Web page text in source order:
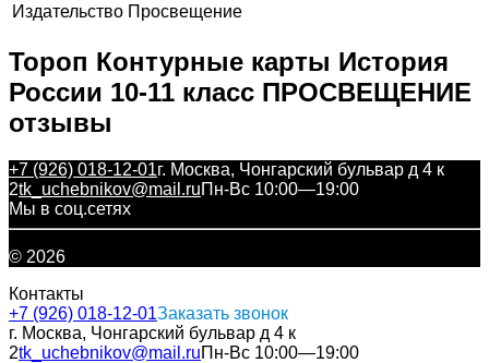
Издательство Просвещение
Тороп Контурные карты История
России 10-11 класс ПРОСВЕЩЕНИЕ
отзывы
+7 (926) 018-12-01г. Москва, Чонгарский бульвар д 4 к
2tk_uchebnikov@mail.ruПн-Вс 10:00—19:00
Мы в соц.сетях
© 2026
Контакты
+7 (926) 018-12-01Заказать звонок
г. Москва, Чонгарский бульвар д 4 к
2tk_uchebnikov@mail.ruПн-Вс 10:00—19:00